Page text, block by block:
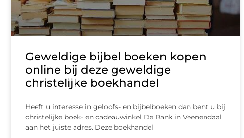
Geweldige bijbel boeken kopen
online bij deze geweldige
christelijke boekhandel
Heeft u interesse in geloofs- en bijbelboeken dan bent u bij
christelijke boek- en cadeauwinkel De Rank in Veenendaal
aan het juiste adres. Deze boekhandel